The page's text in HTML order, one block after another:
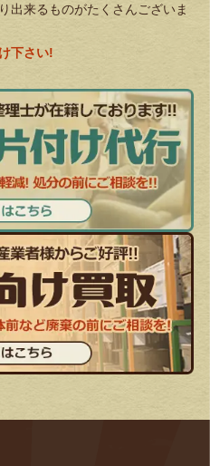
出来るものがたくさんございま
下さい!